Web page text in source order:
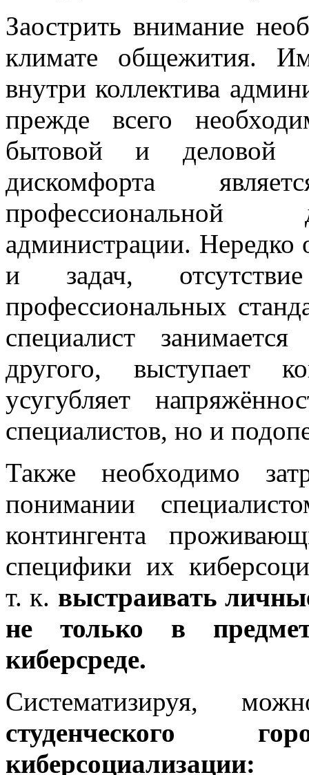
Заострить внимание
климате общежития.
внутри коллектива
прежде всего
бытовой и деловой
дискомфорта
профессиональной
администрации. Нередко
и задач,
профессиональных
специалист
другого, выступает
усугубляет
специалистов, но и
Также необходимо
понимании
контингента
специфики их
т. к. выстраивать
не только в
киберсреде.
Систематизируя,
студенческого
киберсоциализации: